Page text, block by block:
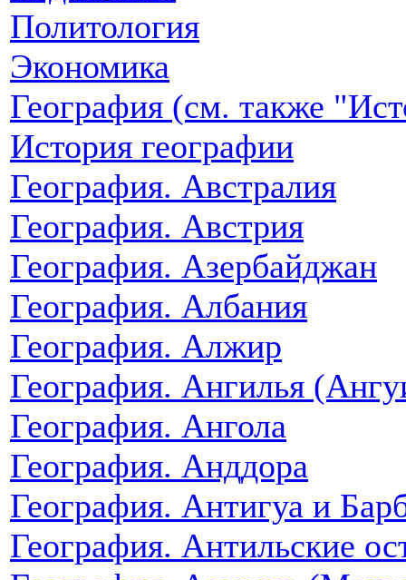
Политология
Экономика
География (см. также
История географии
География. Австралия
География. Австрия
География. Азербайджан
География. Албания
География. Алжир
География. Ангилья
География. Ангола
География. Анддора
География. Антигуа и
География. Антильские